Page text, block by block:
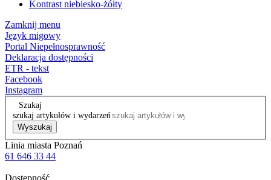
Kontrast niebiesko-żółty
Zamknij menu
Język migowy
Portal Niepełnosprawność
Deklaracja dostępności
ETR - tekst
Facebook
Instagram
Szukaj
szukaj artykułów i wydarzeń
Wyszukaj
Linia miasta Poznań
61 646 33 44
Dostępność